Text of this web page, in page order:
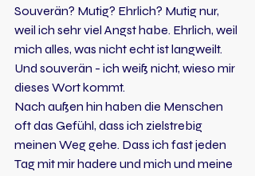
Souverän? Mutig? Ehrlich? Mutig nur,
weil ich sehr viel Angst habe. Ehrlich, weil
mich alles, was nicht echt ist langweilt.
Und souverän - ich weiß nicht, wieso mir
dieses Wort kommt.
Nach außen hin haben die Menschen
oft das Gefühl, dass ich zielstrebig
meinen Weg gehe. Dass ich fast jeden
Tag mit mir hadere und mich und meine